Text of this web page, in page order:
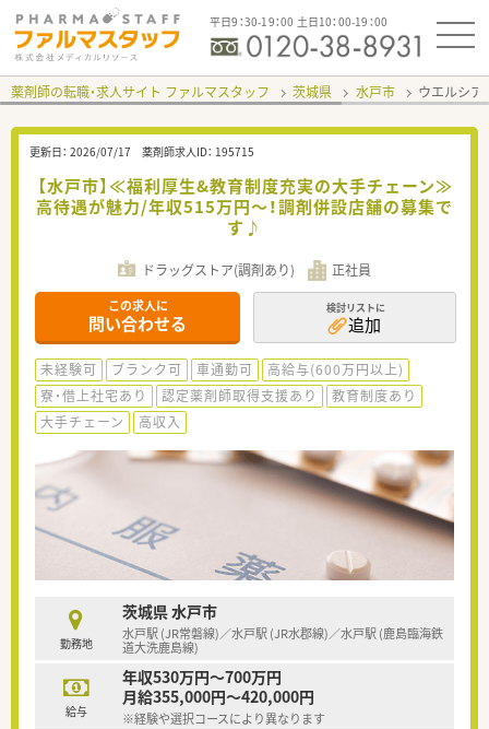
平日9：30-19：00 土日10：00-19：00
薬剤師の転職・求人サイト ファルマスタッフ 茨城県 水戸市 ウエルシ
更新日： 2026/07/17 薬剤師求人ID： 195715
【水戸市】≪福利厚生&教育制度充実の大手チェーン≫
高待遇が魅力/年収515万円～！調剤併設店舗の募集で
す♪
ドラッグストア(調剤あり) 正社員
この求人に
問い合わせる
検討リストに
追加
未経験可 ブランク可 車通勤可
高給与(600万円以上)
寮・借上社宅あり
認定薬剤師取得支援あり
教育制度あり
大手チェーン
高収入
勤務地
茨城県 水戸市
水戸駅 (JR常磐線)／水戸駅 (JR水郡線)／水戸駅 (鹿島臨海鉄
道大洗鹿島線)
給与
年収530万円～700万円
月給355,000円～420,000円
※経験や選択コースにより異なります